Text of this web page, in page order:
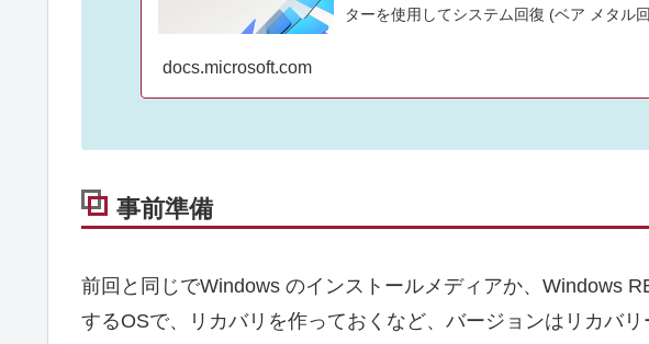
ターを使用してシステム回復 (ベア メタル
docs.microsoft.com
事前準備
前回と同じでWindows のインストールメディアか、Windows
するOSで、リカバリを作っておくなど、バージョンはリカバ